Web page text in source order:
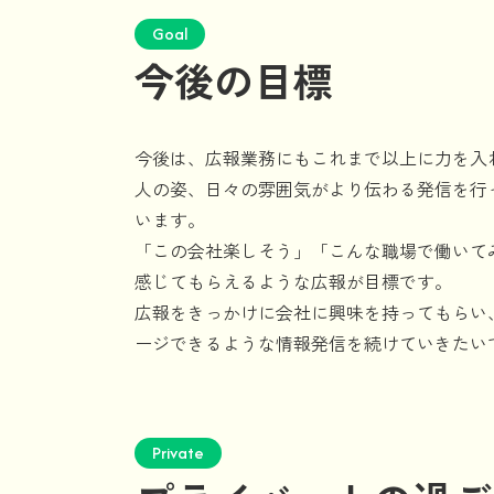
Goal
今後の目標
今後は、広報業務にもこれまで以上に力を
人の姿、日々の雰囲気がより伝わる発信を
います。
「この会社楽しそう」「こんな職場で働い
感じてもらえるような広報が目標です。
広報をきっかけに会社に興味を持ってもら
ージできるような情報発信を続けていきたい
Private